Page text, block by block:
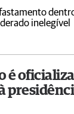
inelegível
é